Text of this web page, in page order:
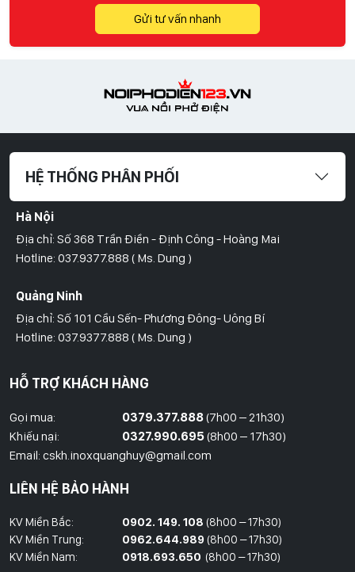
Gửi tư vấn nhanh
HỆ THỐNG PHÂN PHỐI
Hà Nội
Địa chỉ: Số 368 Trần Điền - Định Công - Hoàng Mai
Hotline: 037.9377.888 ( Ms. Dung )
Quảng Ninh
Địa chỉ: Số 101 Cầu Sến- Phương Đông- Uông Bí
Hotline: 037.9377.888 ( Ms. Dung )
Hồ Chí Minh
Hotline: 09786.01.388 ( Mr. Huy )
Thái Bình
Hotline: 037.9377.888 ( Ms. Dung )
Đồng Nai
Địa Chỉ : 1066- QL 51 Tổ 3- Ấp Đồng- Phước Tân- Biên Hòa
HỖ TRỢ KHÁCH HÀNG
Gọi mua: 0379.377.888(7h00 – 21h30)
Khiếu nại:
0327.990.695(8h00 – 17h30)
Email: cskh.inoxquanghuy@gmail.com
LIÊN HỆ BẢO HÀNH
KV Miền Bắc: 0902. 149. 108 (8h00 – 17h30)
KV Miền Trung:
0962.644.989 (8h00 – 17h30)
KV Miền Nam:
0918.693.650 (8h00 – 17h30)